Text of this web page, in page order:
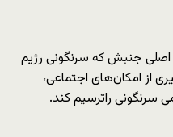
جنبش که سرنگونی رژیم
از امکان‌های اجتماعی،
سرنگونی راترسیم کند.